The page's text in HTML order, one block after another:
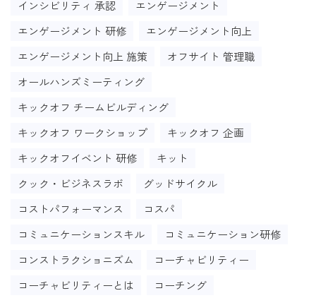
インシビリティ 承認
エンゲージメント
エンゲージメント 研修
エンゲージメント向上
エンゲージメント向上 施策
オフサイト 管理職
オールハンズミーティング
キックオフ チームビルディング
キックオフ ワークショップ
キックオフ 企画
キックオフイベント 研修
キット
クック・ビジネスラボ
グッドサイクル
コストパフォーマンス
コスパ
コミュニケーションスキル
コミュニケーション研修
コンストラクショニズム
コーチャビリティー
コーチャビリティーとは
コーチング